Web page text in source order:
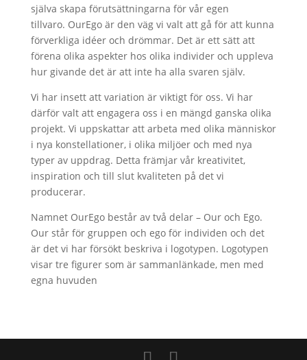
själva skapa förutsättningarna för vår egen
tillvaro. OurEgo är den väg vi valt att gå för att kunna
förverkliga idéer och drömmar. Det är ett sätt att
förena olika aspekter hos olika individer och uppleva
hur givande det är att inte ha alla svaren själv.
Vi har insett att variation är viktigt för oss. Vi har
därför valt att engagera oss i en mängd ganska olika
projekt. Vi uppskattar att arbeta med olika människor
i nya konstellationer, i olika miljöer och med nya
typer av uppdrag. Detta främjar vår kreativitet,
inspiration och till slut kvaliteten på det vi
producerar.
Namnet OurEgo består av två delar – Our och Ego.
Our står för gruppen och ego för individen och det
är det vi har försökt beskriva i logotypen. Logotypen
visar tre figurer som är sammanlänkade, men med
egna huvuden